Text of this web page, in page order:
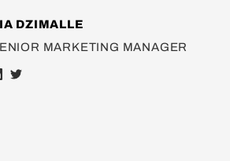
DZIMALLE
MARKETING MANAGER